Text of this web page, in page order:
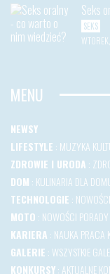
Seks
SEKS
MENU
NEWSY
LIFESTYLE : MUZYKA
ZDROWIE I URODA :
DOM : KULINARIA DLA
TECHNOLOGIE : NOWOŚCI
MOTO : NOWOŚCI PORADY
KARIERA : NAUKA PRACA
GALERIE : WSZYSTKIE
KONKURSY: AKTUALNE